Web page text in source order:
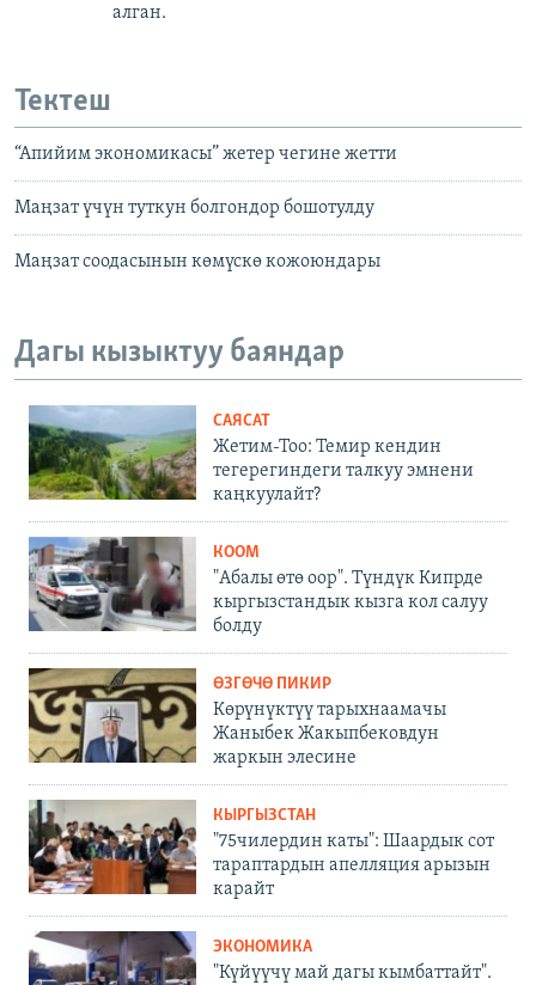
алган.
Тектеш
“Апийим экономикасы” жетер чегине жетти
Маңзат үчүн туткун болгондор бошотулду
Маңзат соодасынын көмүскө кожоюндары
Дагы кызыктуу баяндар
САЯСАТ
Жетим-Тоо: Темир кендин
тегерегиндеги талкуу эмнени
каңкуулайт?
КООМ
"Абалы өтө оор". Түндүк Кипрде
кыргызстандык кызга кол салуу
болду
ӨЗГӨЧӨ ПИКИР
Көрүнүктүү тарыхнаамачы
Жаныбек Жакыпбековдун
жаркын элесине
КЫРГЫЗСТАН
"75чилердин каты": Шаардык сот
тараптардын апелляция арызын
карайт
ЭКОНОМИКА
"Күйүүчү май дагы кымбаттайт".